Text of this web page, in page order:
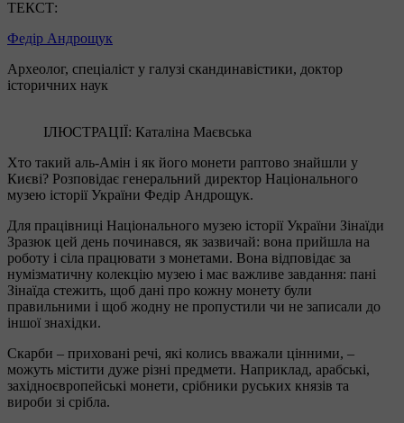
ТЕКСТ:
Федір Андрощук
Археолог, спеціаліст у галузі скандинавістики, доктор
історичних наук
ІЛЮСТРАЦІЇ: Каталіна Маєвська
Хто такий аль-Амін і як його монети раптово знайшли у
Києві? Розповідає генеральний директор Національного
музею історії України Федір Андрощук.
Для працівниці Національного музею історії України Зінаїди
Зразюк цей день починався, як зазвичай: вона прийшла на
роботу і сіла працювати з монетами. Вона відповідає за
нумізматичну колекцію музею і має важливе завдання: пані
Зінаїда стежить, щоб дані про кожну монету були
правильними і щоб жодну не пропустили чи не записали до
іншої знахідки.
Скарби – приховані речі, які колись вважали цінними, –
можуть містити дуже різні предмети. Наприклад, арабські,
західноєвропейські монети, срібники руських князів та
вироби зі срібла.